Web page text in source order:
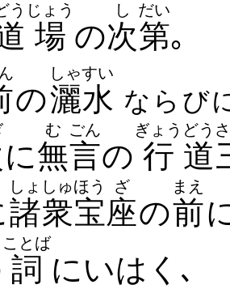
う
場
じょう
の次
し
第
だい
｡
の灑水
しゃすい
ならび
に無
む
言
ごん
の 行
ぎょう
道
どう
諸衆
しょしゅ
宝
ほう
座
ざ
の前
まえ
詞
ことば
にいはく､